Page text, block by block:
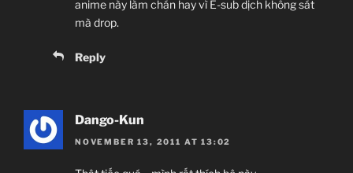
anime này làm chán hay vì E-sub dịch không sát
mà drop.
Reply
Dango-Kun
NOVEMBER 13, 2011 AT 13:02